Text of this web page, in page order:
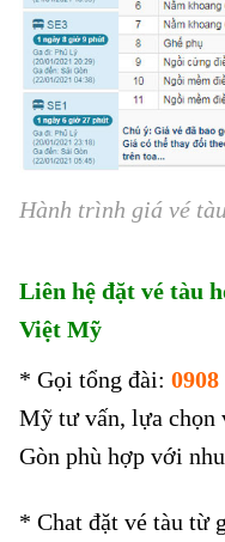
Hành trình giá vé
Liên hệ đặt vé tàu
Việt Mỹ
* Gọi tổng đài: 0908
Mỹ tư vấn, lựa chọn
Gòn phù hợp với
* Chat đặt vé tàu từ